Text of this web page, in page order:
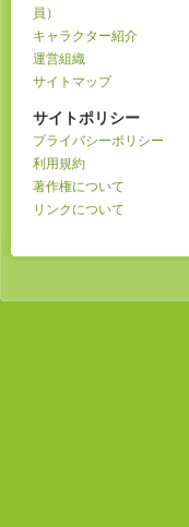
員）
キャラクター紹介
運営組織
サイトマップ
サイトポリシー
プライバシーポリシー
利用規約
著作権について
リンクについて